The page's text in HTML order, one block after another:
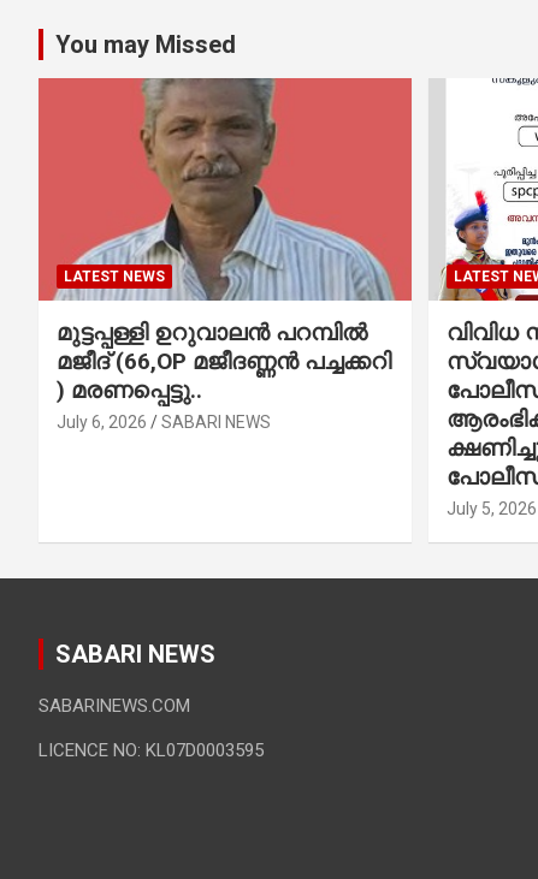
You may Missed
LATEST NEWS
മുട്ടപ്പള്ളി ഉറുവാലൻ പറമ്പിൽ
മജീദ് (66,OP മജീദണ്ണൻ പച്ചക്കറി
) മരണപ്പെട്ടു..
July 6, 2026 SABARI NEWS
LATEST
വിവിധ
പോലീസ്
July 5, 2026
SABARI NEWS
SABARINEWS.COM
LICENCE NO: KL07D0003595